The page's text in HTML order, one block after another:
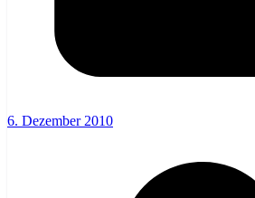
6. Dezember 2010